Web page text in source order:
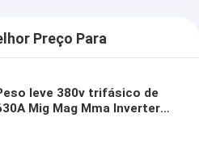
Preço Para
leve 380v trifásico de
Mig Mag Mma Inverter